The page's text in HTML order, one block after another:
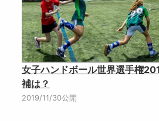
女子ハンドボール世界選手権
補は？
2019/11/30公開